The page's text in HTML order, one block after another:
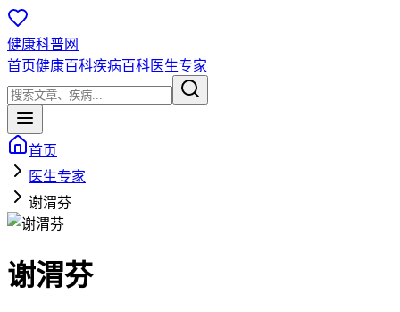
健康科普网
首页健康百科疾病百科医生专家
首页
医生专家
谢渭芬
谢渭芬